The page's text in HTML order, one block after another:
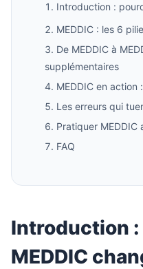
Introduction :
MEDDIC : les 6
De MEDDIC à
supplémentaires
MEDDIC en
Les erreurs qui
Pratiquer MEDDIC
FAQ
Introduction
MEDDIC